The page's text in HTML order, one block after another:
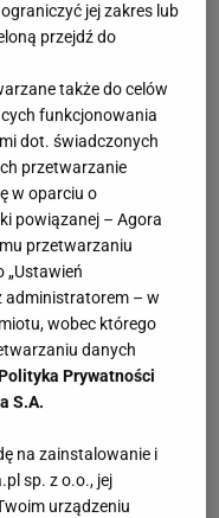
jej zakres lub
przejdź do
także do celów
funkcjonowania
dot. świadczonych
przetwarzanie
w oparciu o
powiązanej – Agora
przetwarzaniu
„Ustawień
administratorem – w
wobec którego
danych
Prywatności
S.A.
na zainstalowanie i
sp. z o.o., jej
urządzeniu